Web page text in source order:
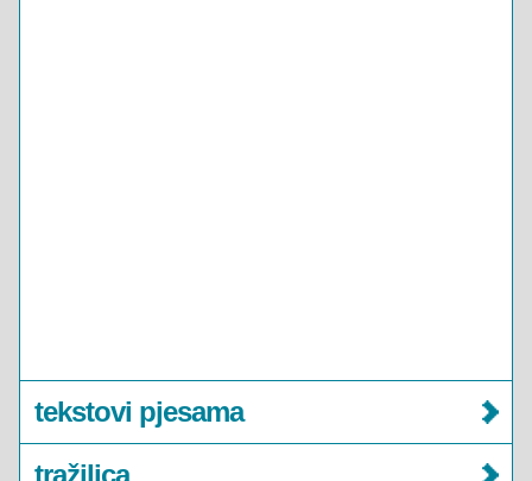
tekstovi pjesama
tražilica